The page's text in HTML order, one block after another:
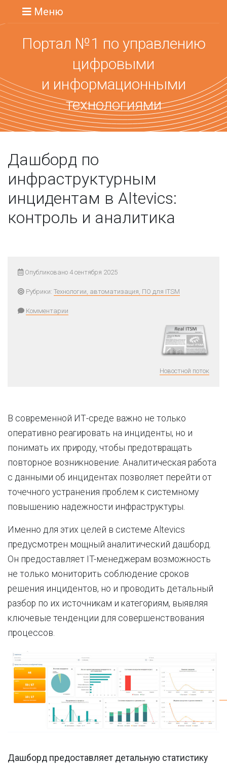
Меню
Портал №1 по управлению
цифровыми
и информационными
технологиями
Дашборд по
инфраструктурным
инцидентам в Altevics:
контроль и аналитика
Опубликовано 4 сентября 2025
Рубрики: Технологии, автоматизация, ПО для ITSM
Комментарии
Новостной поток
В современной ИТ-среде важно не только
оперативно реагировать на инциденты, но и
понимать их природу, чтобы предотвращать
повторное возникновение. Аналитическая работа
с данными об инцидентах позволяет перейти от
точечного устранения проблем к системному
повышению надежности инфраструктуры.
Именно для этих целей в системе Altevics
предусмотрен мощный аналитический дашборд.
Он предоставляет IT-менеджерам возможность
не только мониторить соблюдение сроков
решения инцидентов, но и проводить детальный
разбор по их источникам и категориям, выявляя
ключевые тенденции для совершенствования
процессов.
Дашборд предоставляет детальную статистику